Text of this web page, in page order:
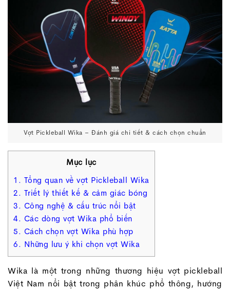
Vợt Pickleball Wika – Đánh giá chi tiết & cách chọn chuẩn
Mục lục
1. Tổng quan về vợt Pickleball Wika
2. Triết lý thiết kế & cảm giác bóng
3. Công nghệ & cấu trúc nổi bật
4. Các dòng vợt Wika phổ biến
5. Cách chọn vợt Wika phù hợp
6. Những lưu ý khi chọn vợt Wika
Wika là một trong những thương hiệu vợt pickleball
Việt Nam nổi bật trong phân khúc phổ thông, hướng